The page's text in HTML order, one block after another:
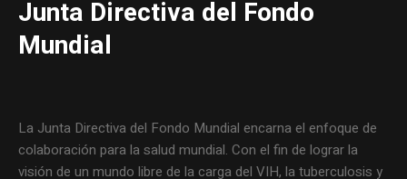
Junta Directiva del Fondo
Mundial
La Junta Directiva del Fondo Mundial encarna el enfoque de
colaboración para la salud mundial. Con el fin de lograr la
visión de un mundo libre de la carga del VIH, la tuberculosis y